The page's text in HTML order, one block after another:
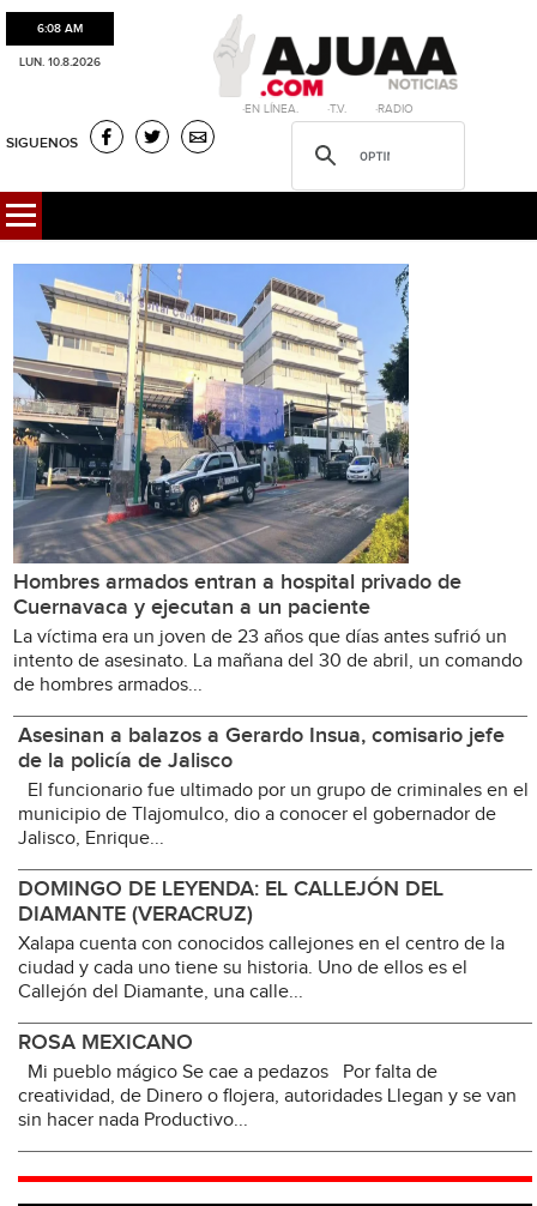
6:08 AM
LUN. 10.8.2026
·EN LÍNEA. ·T.V. ·RADIO
SIGUENOS
Hombres armados entran a hospital privado de
Cuernavaca y ejecutan a un paciente
La víctima era un joven de 23 años que días antes sufrió un
intento de asesinato. La mañana del 30 de abril, un comando
de hombres armados...
Asesinan a balazos a Gerardo Insua, comisario jefe
de la policía de Jalisco
El funcionario fue ultimado por un grupo de criminales en el
municipio de Tlajomulco, dio a conocer el gobernador de
Jalisco, Enrique...
DOMINGO DE LEYENDA: EL CALLEJÓN DEL
DIAMANTE (VERACRUZ)
Xalapa cuenta con conocidos callejones en el centro de la
ciudad y cada uno tiene su historia. Uno de ellos es el
Callejón del Diamante, una calle...
ROSA MEXICANO
Mi pueblo mágico Se cae a pedazos Por falta de
creatividad, de Dinero o flojera, autoridades Llegan y se van
sin hacer nada Productivo...